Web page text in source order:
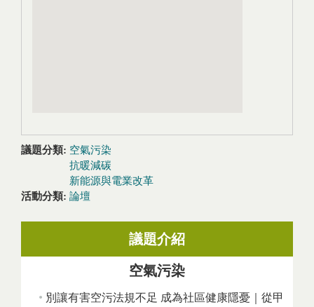
議題分類: 空氣污染
抗暖減碳
新能源與電業改革
活動分類: 論壇
議題介紹
空氣污染
別讓有害空污法規不足 成為社區健康隱憂｜從甲